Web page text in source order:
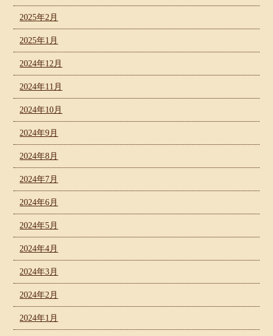
2025年2月
2025年1月
2024年12月
2024年11月
2024年10月
2024年9月
2024年8月
2024年7月
2024年6月
2024年5月
2024年4月
2024年3月
2024年2月
2024年1月